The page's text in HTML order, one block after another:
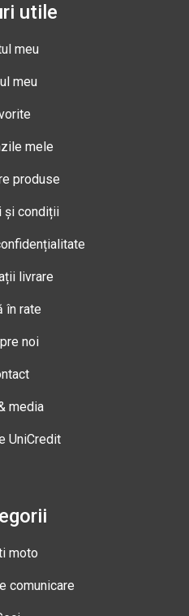
utile
meu
meu
mele
produse
și condiții
livrare
în rate
noi
media
UniCredit
moto
comunicare